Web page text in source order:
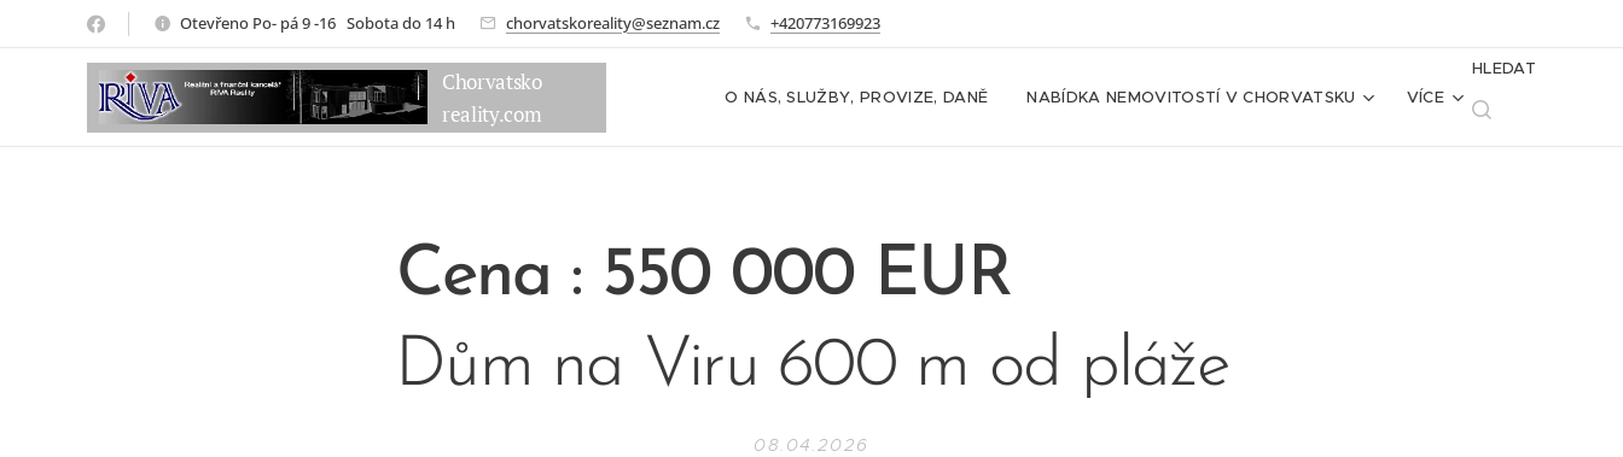
Otevřeno Po- pá 9 -16 Sobota do 14 h chorvatskoreality@seznam.cz +420773169923
Chorvatsko
reality.com
O NÁS, SLUŽBY, PROVIZE, DANĚ NABÍDKA NEMOVITOSTÍ V CHORVATSKU VÍCE
HLEDAT
Cena : 550 000 EUR
Dům na Viru 600 m od pláže
08.04.2026